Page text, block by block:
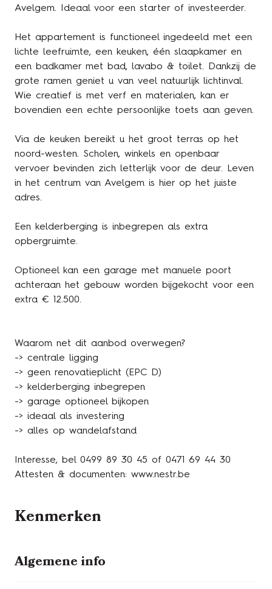
Avelgem. Ideaal voor een starter of investeerder.
Het appartement is functioneel ingedeeld met een
lichte leefruimte, een keuken, één slaapkamer en
een badkamer met bad, lavabo & toilet. Dankzij de
grote ramen geniet u van veel natuurlijk lichtinval.
Wie creatief is met verf en materialen, kan er
bovendien een echte persoonlijke toets aan geven.
Via de keuken bereikt u het groot terras op het
noord-westen. Scholen, winkels en openbaar
vervoer bevinden zich letterlijk voor de deur. Leven
in het centrum van Avelgem is hier op het juiste
adres.
Een kelderberging is inbegrepen als extra
opbergruimte.
Optioneel kan een garage met manuele poort
achteraan het gebouw worden bijgekocht voor een
extra € 12.500.
Waarom net dit aanbod overwegen?
-> centrale ligging
-> geen renovatieplicht (EPC D)
-> kelderberging inbegrepen
-> garage optioneel bijkopen
-> ideaal als investering
-> alles op wandelafstand
Interesse, bel 0499 89 30 45 of 0471 69 44 30
Attesten & documenten: www.nestr.be
Kenmerken
Algemene info